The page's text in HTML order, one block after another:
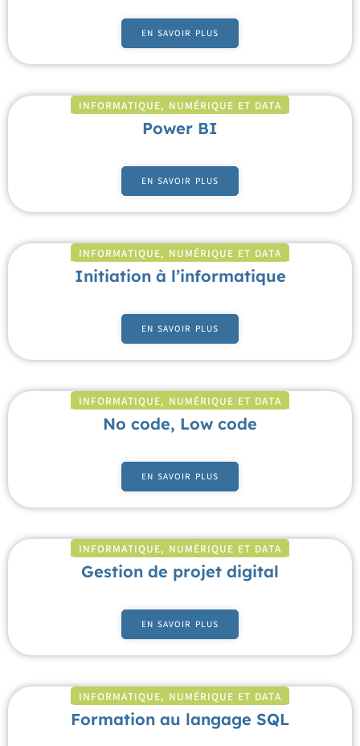
EN SAVOIR PLUS
INFORMATIQUE, NUMÉRIQUE ET DATA
Power BI
EN SAVOIR PLUS
INFORMATIQUE, NUMÉRIQUE ET DATA
Initiation à l’informatique
EN SAVOIR PLUS
INFORMATIQUE, NUMÉRIQUE ET DATA
No code, Low code
EN SAVOIR PLUS
INFORMATIQUE, NUMÉRIQUE ET DATA
Gestion de projet digital
EN SAVOIR PLUS
INFORMATIQUE, NUMÉRIQUE ET DATA
Formation au langage SQL